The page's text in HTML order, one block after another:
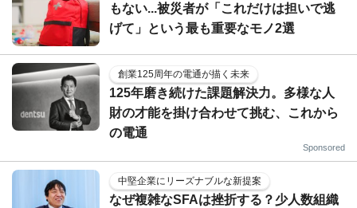
もない...被災者が「これだけは担いで逃
げて」という最も重要なモノ2選
創業125周年の電通が描く未来
125年磨き続けた課題解決力。多様な人
財の才能を掛け合わせて挑む、これから
の電通
Sponsored
中堅企業にリーズナブルな新提案
なぜ複雑なSFAは挫折する？少人数組織